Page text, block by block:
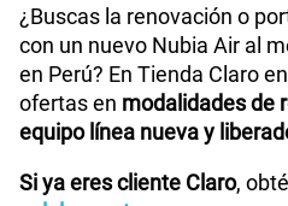
¿Buscas la renovación o
con un nuevo Nubia Air al
en Perú? En Tienda Claro
ofertas en modalidades de
equipo línea nueva y
Si ya eres cliente Claro,